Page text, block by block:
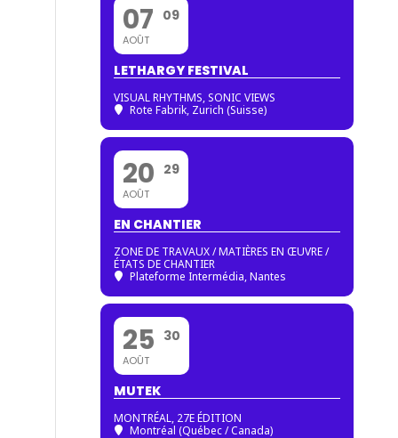
07
AOÛT
09
LETHARGY FESTIVAL
VISUAL RHYTHMS, SONIC VIEWS
Rote Fabrik, Zurich (Suisse)
20
AOÛT
29
EN CHANTIER
ZONE DE TRAVAUX / MATIÈRES EN ŒUVRE /
ÉTATS DE CHANTIER
Plateforme Intermédia, Nantes
25
AOÛT
30
MUTEK
MONTRÉAL, 27E ÉDITION
Montréal (Québec / Canada)